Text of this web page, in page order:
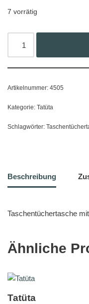
7 vorrätig
Artikelnummer: 4505
Kategorie: Tatüta
Schlagwörter:
Beschreibung
Taschentüchertasche
Ähnliche
Tatüta